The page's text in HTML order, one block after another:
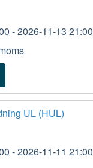
- 2026-11-13 21:00
UL (HUL)
- 2026-11-11 21:00